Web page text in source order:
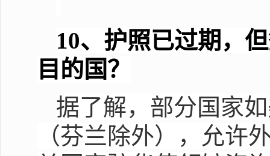
10、护照已过期，
目的国？
据了解，部分国家
（芬兰除外），允许